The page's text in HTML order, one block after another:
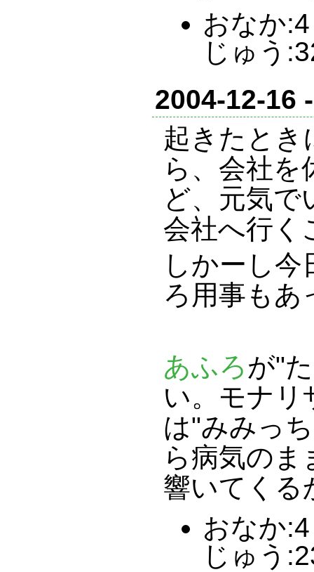
おなか
じゅう
2004-12-16
起きたとき
ら、会社
ど、元気
会社へ行く
しかーし
ろ用事もあ
あふろが"
い。モナリ
は"みみっ
ら病気の
響いてくる
おなか
じゅう